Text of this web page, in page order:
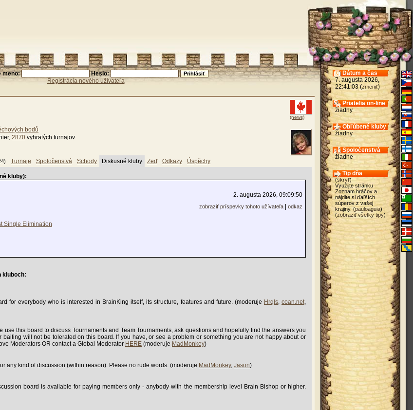
meno:
Heslo:
Registrácia nového užívateľa
(news)
bodů
2870 vyhratých turnajov
Turnaje Spoločenstvá Schody Diskusné kluby Zeď Odkazy Úspěchy
kluby):
2. augusta 2026, 09:09:50
zobraziť príspevky tohoto užívateľa
odkaz
Single Elimination
kluboch:
for everybody who is interested in BrainKing itself, its structure, features and future. (moderuje Hrqls,coan.net,
use this board to discuss Tournaments and Team Tournaments, ask questions and hopefully find the answers you
baiting will not be tolerated on this board. If you have, or see a problem or something you are not happy about or
Moderators OR contact a Global Moderator HERE (moderuje MadMonkey)
any kind of discussion (within reason). Please no rude words. (moderuje MadMonkey, Jason)
board is available for paying members only - anybody with the membership level Brain Bishop or higher.
Dátum a čas
7. augusta 2026,
22:41:03 (zmeniť)
Priatelia on-line
žiadny
Obľúbené kluby
žiadny
Spoločenstvá
žiadne
Tip dňa
(skryť)
Využijte stránku
Zoznam hráčov a
nájdite si ďaľších
súperov z vašej
krajiny. (pauloaguia)
(zobraziť všetky tipy)